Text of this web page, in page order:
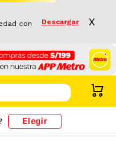
con
Descargar X
Elegir
borde-rosa-1023898